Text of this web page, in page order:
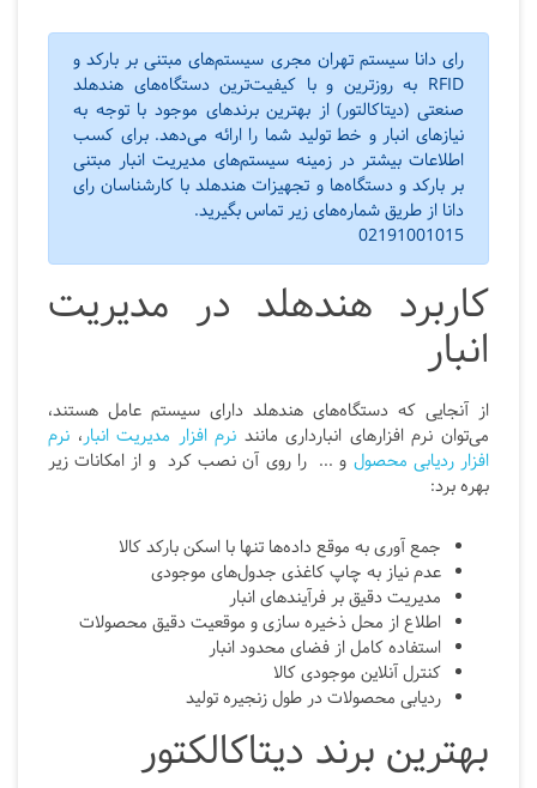
رای دانا سیستم تهران مجری سیستم‌های مبتنی بر بارکد و
RFID به روزترین و با کیفیت‌ترین دستگاه‌های هندهلد
صنعتی (دیتاکالتور) از بهترین برندهای موجود با توجه به
نیازهای انبار و خط تولید شما را ارائه می‌دهد. برای کسب
اطلاعات بیشتر در زمینه سیستم‌های مدیریت انبار مبتنی
بر بارکد و دستگاه‌ها و تجهیزات هندهلد با کارشناسان رای
دانا از طریق شماره‌های زیر تماس بگیرید.
02191001015
کاربرد هندهلد در مدیریت
انبار
از آنجایی که دستگاه‌های هندهلد دارای سیستم عامل هستند،
می‌توان نرم افزار‌های انبارداری مانند نرم افزار مدیریت انبار، نرم
افزار ردیابی محصول و ... را روی آن نصب کرد و از امکانات زیر
بهره برد:
جمع آوری به موقع داده‌ها تنها با اسکن بارکد کالا
عدم نیاز به چاپ کاغذی جدول‌های موجودی
مدیریت دقیق بر فرآیندهای انبار
اطلاع از محل ذخیره سازی و موقعیت دقیق محصولات
استفاده کامل از فضای محدود انبار
کنترل آنلاین موجودی کالا
ردیابی محصولات در طول زنجیره تولید
بهترین برند دیتاکالکتور